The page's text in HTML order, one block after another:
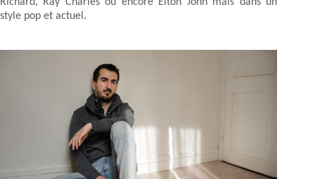
style pop et actuel.